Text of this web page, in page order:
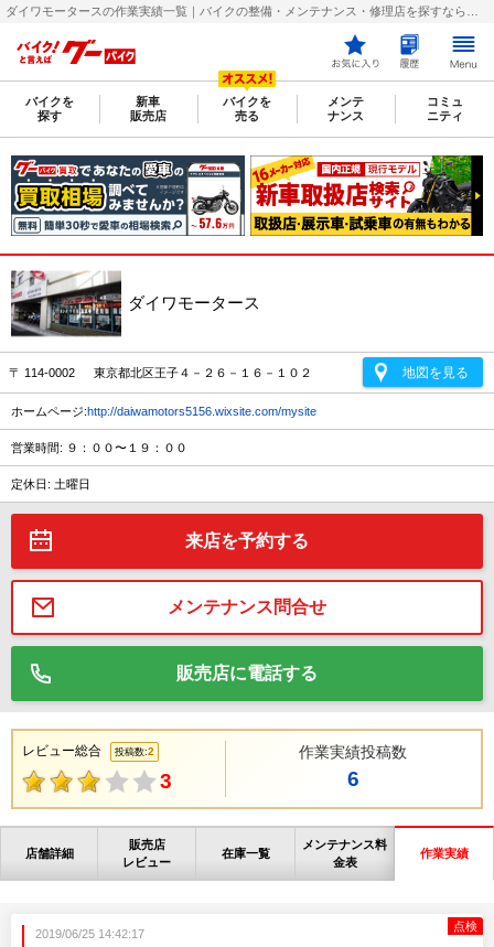
バイクを
探す
新車
販売店
バイクを
売る
メンテ
ナンス
コミュ
ニティ
ダイワモータース
〒 114-0002 東京都北区王子４－２６－１６－１０２ 地図を見る
ホームページ:http://daiwamotors5156.wixsite.com/mysite
営業時間: ９：００〜１９：００
定休日: 土曜日
来店を予約する
メンテナンス問合せ
販売店に電話する
レビュー総合 投稿数:2
3
作業実績投稿数
6
店舗詳細
販売店
レビュー
在庫一覧
メンテナンス料
金表
作業実績
点検
2019/06/25 14:42:17